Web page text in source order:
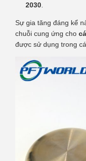
2030
Sự gia tăng đáng kể
chuỗi cung ứng cho
được sử dụng trong